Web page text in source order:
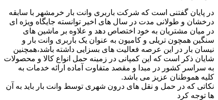
در پایان گفتنی است که شرکت باربری وانت بار خرمشهر با سابقه
درخشان و طولانی مدت در سال های اخیر توانسته جایگاه ویژه ای
در میان مشتریان به خود اختصاص دهد و علاوه بر ماشین های
سنگین همچون تریلی و کامیون به عنوان یک باربری وانت بار و
نیسان بار در این عرصه فعالیت های بسزایی داشته باشد،همچنین
شایان ذکر است که این کمپانی در زمینه حمل انواع کالا و محصولات
به سراسر کشور در مبدا و مقصد متفاوت آماده ارائه خدمات به
کلیه هموطنان عزیز می باشد.
نکاتی که در حمل و نقل های درون شهری توسط وانت بار باید به آن
ها توجه کرد